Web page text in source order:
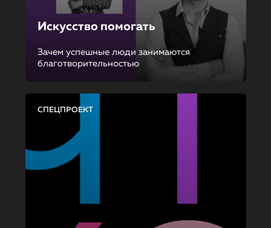
Искусство помогать
Зачем успешные люди занимаются
благотворительностью
СПЕЦПРОЕКТ